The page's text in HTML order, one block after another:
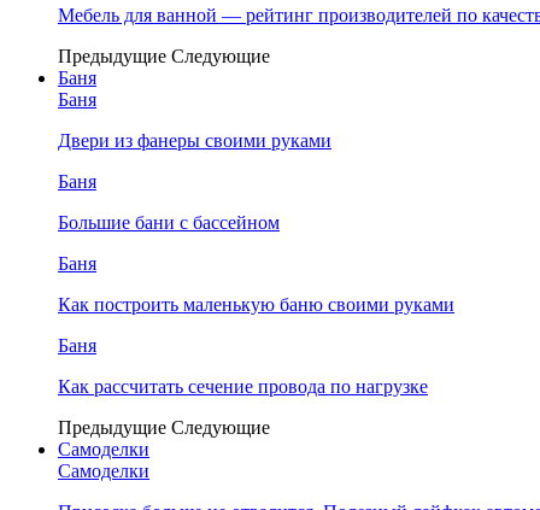
Мебель для ванной — рейтинг производителей по
Предыдущие Следующие
Баня
Баня
Двери из фанеры своими руками
Баня
Большие бани с бассейном
Баня
Как построить маленькую баню своими руками
Баня
Как рассчитать сечение провода по нагрузке
Предыдущие Следующие
Самоделки
Самоделки